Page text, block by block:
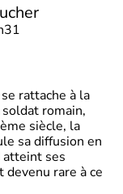
rattache à la
romain,
siècle, la
sa diffusion en
atteint ses
rare à ce